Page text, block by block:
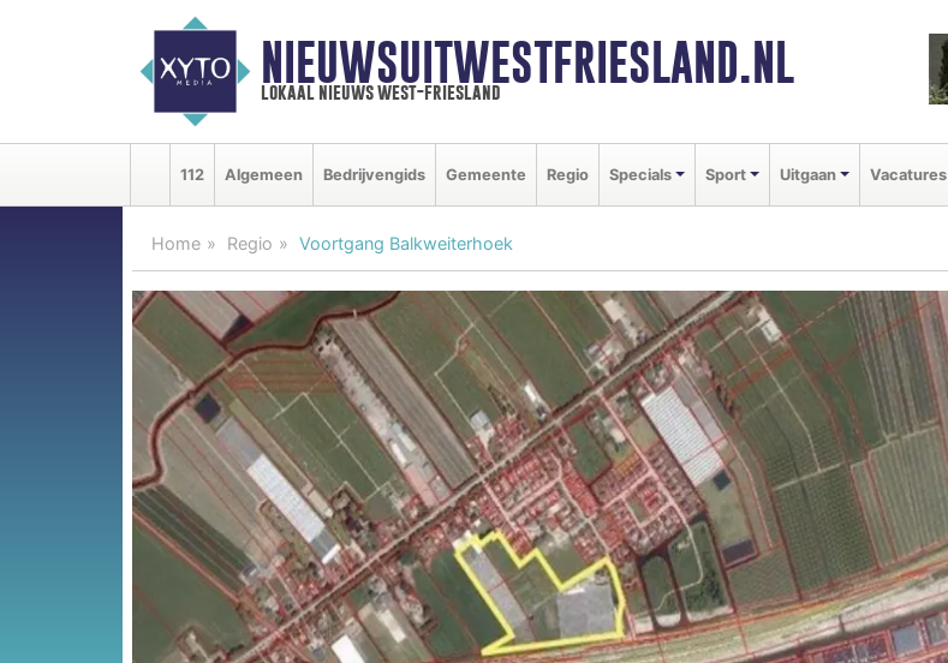
NIEUWSUITWESTFRIESLAND.NL
lokaal nieuws west-friesland
112 Algemeen Bedrijvengids Gemeente Regio Specials Sport Uitgaan Vacatures
Home Regio Voortgang Balkweiterhoek